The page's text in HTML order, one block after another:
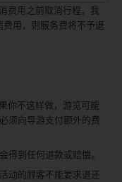
费用之前取消行程，我
用，则服务费将不予退
你不这样做，游览可能
须向导游支付额外的费
得到任何退款或赔偿。
动的顾客不能要求退还